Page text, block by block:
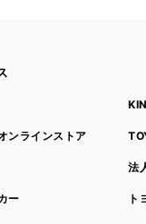
ンラインストア
ー
法
ト